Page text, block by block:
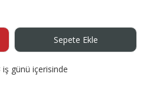
Sepete Ekle
iş günü içerisinde